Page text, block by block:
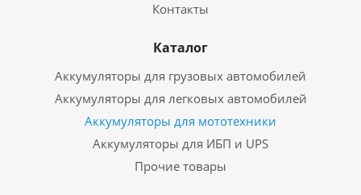
Контакты
Каталог
Аккумуляторы для грузовых автомобилей
Аккумуляторы для легковых автомобилей
Аккумуляторы для мототехники
Аккумуляторы для ИБП и UPS
Прочие товары